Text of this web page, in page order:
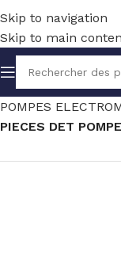
Skip to navigation
Skip to main
Accueil
POMPES
PIECES DET